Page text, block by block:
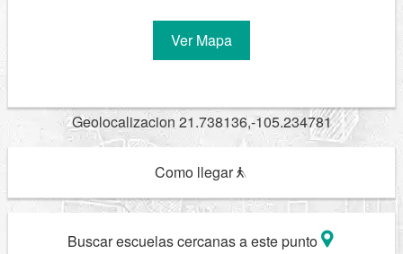
Ver Mapa
Geolocalizacion 21.738136,-105.234781
Como llegar
Buscar escuelas cercanas a este punto